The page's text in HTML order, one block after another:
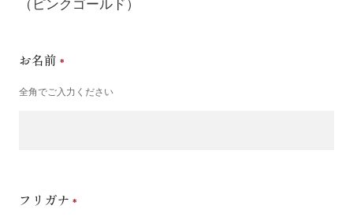
（ピンクゴールド）
お名前
全角でご入力ください
フリガナ